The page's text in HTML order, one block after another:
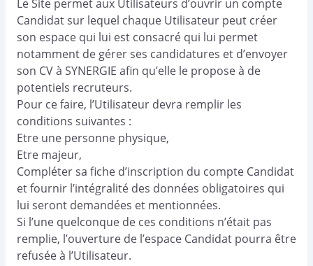
Le Site permet aux Utilisateurs d’ouvrir un compte
Candidat sur lequel chaque Utilisateur peut créer
son espace qui lui est consacré qui lui permet
notamment de gérer ses candidatures et d’envoyer
son CV à SYNERGIE afin qu’elle le propose à de
potentiels recruteurs.
Pour ce faire, l’Utilisateur devra remplir les
conditions suivantes :
Etre une personne physique,
Etre majeur,
Compléter sa fiche d’inscription du compte Candidat
et fournir l’intégralité des données obligatoires qui
lui seront demandées et mentionnées.
Si l’une quelconque de ces conditions n’était pas
remplie, l’ouverture de l’espace Candidat pourra être
refusée à l’Utilisateur.